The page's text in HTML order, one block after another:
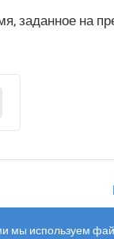
заданное на
мы используем